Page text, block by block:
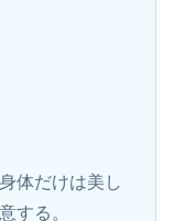
体だけは美し
する。